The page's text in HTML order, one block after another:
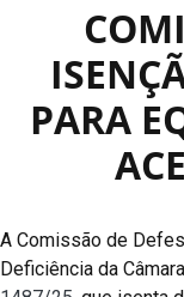
PARA
A Comissão de
Deficiência da